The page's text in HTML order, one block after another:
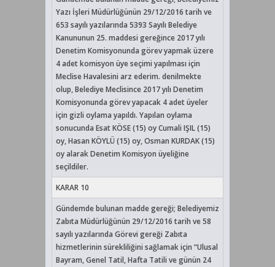
Yazı İşleri Müdürlüğünün 29/12/2016 tarih ve
653 sayılı yazılarında 5393 Sayılı Belediye
Kanununun 25. maddesi gereğince 2017 yılı
Denetim Komisyonunda görev yapmak üzere
4 adet komisyon üye seçimi yapılması için
Meclise Havalesini arz ederim. denilmekte
olup, Belediye Meclisince 2017 yılı Denetim
Komisyonunda görev yapacak 4 adet üyeler
için gizli oylama yapıldı. Yapılan oylama
sonucunda Esat KÖSE (15) oy Cumali IŞIL (15)
oy, Hasan KÖYLÜ (15) oy, Osman KURDAK (15)
oy alarak Denetim Komisyon üyeliğine
seçildiler.
KARAR 10
Gündemde bulunan madde gereği; Belediyemiz
Zabıta Müdürlüğünün 29/12/2016 tarih ve 58
sayılı yazılarında Görevi gereği Zabıta
hizmetlerinin sürekliliğini sağlamak için “Ulusal
Bayram, Genel Tatil, Hafta Tatili ve günün 24